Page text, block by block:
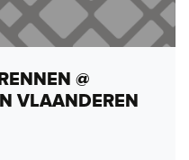
@
VLAANDEREN